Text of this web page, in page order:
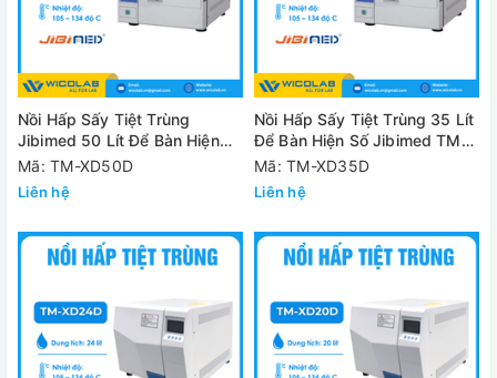
Nồi Hấp Sấy Tiệt Trùng
Jibimed 50 Lít Để Bàn Hiện
Số TM-XD50D
Mã: TM-XD50D
Liên hệ
Nồi Hấp Sấy Tiệt Trùng 35 Lít
Để Bàn Hiện Số Jibimed TM-
XD35D
Mã: TM-XD35D
Liên hệ